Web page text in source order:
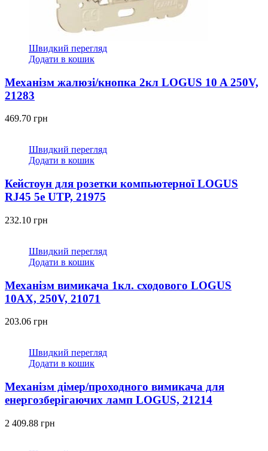
Швидкий перегляд
Додати в кошик
Механізм жалюзі/кнопка 2кл LOGUS 10 A 250V,
21283
469.70 грн
Швидкий перегляд
Додати в кошик
Кейстоун для розетки компьютерної LOGUS
RJ45 5e UTP, 21975
232.10 грн
Швидкий перегляд
Додати в кошик
Механізм вимикача 1кл. сходового LOGUS
10АХ, 250V, 21071
203.06 грн
Швидкий перегляд
Додати в кошик
Механізм дімер/проходного вимикача для
енергозберігаючих ламп LOGUS, 21214
2 409.88 грн